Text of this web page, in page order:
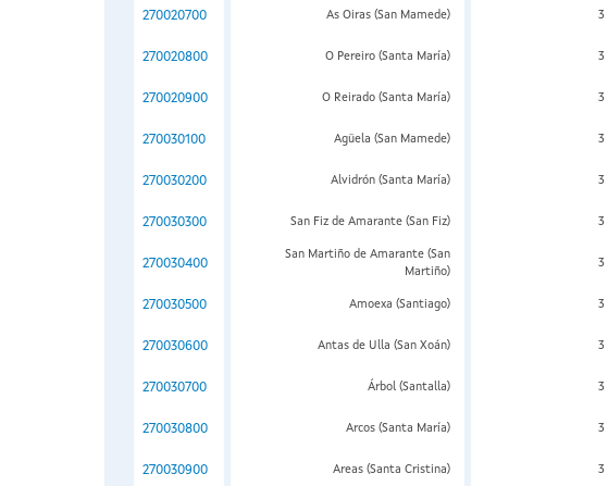
270020700 As Oiras (San Mamede) 3
270020800 O Pereiro (Santa María) 3
270020900 O Reirado (Santa María) 3
270030100 Agüela (San Mamede) 3
270030200 Alvidrón (Santa María) 3
270030300 San Fiz de Amarante (San Fiz) 3
270030400
San Martiño de Amarante (San
Martiño)
3
270030500 Amoexa (Santiago) 3
270030600 Antas de Ulla (San Xoán) 3
270030700 Árbol (Santalla) 3
270030800 Arcos (Santa María) 3
270030900 Areas (Santa Cristina) 3